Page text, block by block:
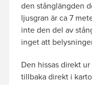
den stånglängden
ljusgran är ca 7
inte den del av
inget att
Den hissas direkt
tillbaka direkt i